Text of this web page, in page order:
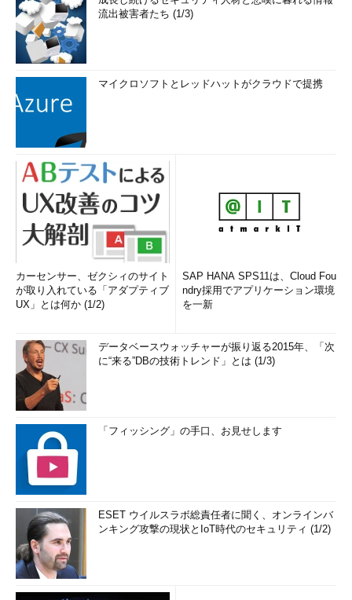
流出被害者たち (1/3)
マイクロソフトとレッドハットがクラウドで提携
カーセンサー、ゼクシィのサイト
が取り入れている「アダプティブ
UX」とは何か (1/2)
SAP HANA SPS11は、Cloud Fou
ndry採用でアプリケーション環境
を一新
データベースウォッチャーが振り返る2015年、「次
に“来る”DBの技術トレンド」とは (1/3)
「フィッシング」の手口、お見せします
ESET ウイルスラボ総責任者に聞く、オンラインバ
ンキング攻撃の現状とIoT時代のセキュリティ (1/2)